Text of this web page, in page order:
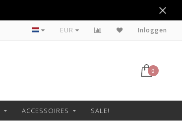
Betaal achteraf met Klarna
EUR Inloggen
0
ACCESSOIRES SALE!